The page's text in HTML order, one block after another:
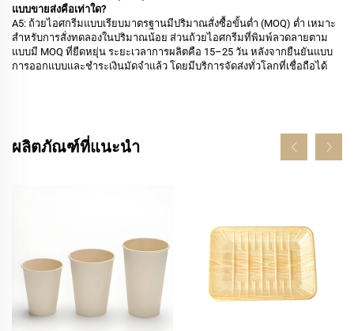
แบบขายส่งคือเท่าใด?
A5: ถ้วยไอศกรีมแบบเรียบมาตรฐานมีปริมาณสั่งซื้อขั้นต่ำ (MOQ) ต่ำ เหมาะ
สำหรับการสั่งทดลองในปริมาณน้อย ส่วนถ้วยไอศกรีมที่พิมพ์ลวดลายตาม
แบบมี MOQ ที่ยืดหยุ่น ระยะเวลาการผลิตคือ 15–25 วัน หลังจากยืนยันแบบ
การออกแบบและชำระเงินมัดจำแล้ว โดยมีบริการจัดส่งทั่วโลกที่เชื่อถือได้
ผลิตภัณฑ์ที่แนะนำ